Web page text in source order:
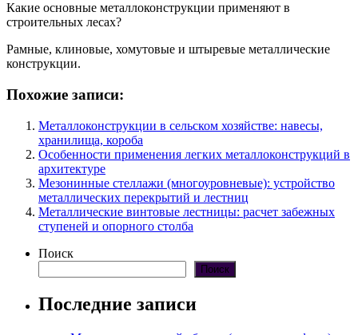
Какие основные металлоконструкции применяют в
строительных лесах?
Рамные, клиновые, хомутовые и штыревые металлические
конструкции.
Похожие записи:
Металлоконструкции в сельском хозяйстве: навесы,
хранилища, короба
Особенности применения легких металлоконструкций в
архитектуре
Мезонинные стеллажи (многоуровневые): устройство
металлических перекрытий и лестниц
Металлические винтовые лестницы: расчет забежных
ступеней и опорного столба
Поиск
Поиск
Последние записи